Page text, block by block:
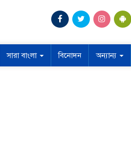
সারা বাংলা বিনোদন অন্যান্য